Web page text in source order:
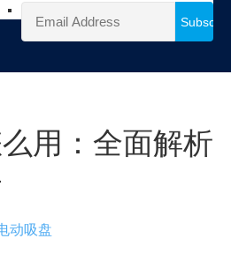
用：全面解析
动吸盘